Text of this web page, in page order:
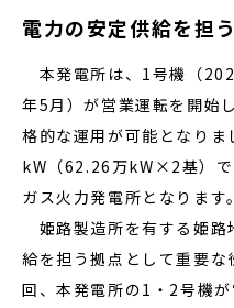
電力の安定供給を担
本発電所は、1号機（
年5月）が営業運転を開始
格的な運用が可能となり
kW（62.26万kW×2基）
ガス火力発電所となります。
姫路製造所を有する姫路
給を担う拠点として重要
回、本発電所の1・2号機が